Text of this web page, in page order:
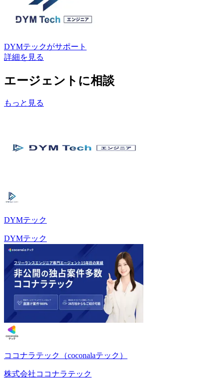
DYMテックがサポート
詳細を見る
エージェントに相談
もっと見る
DYMテック
DYMテック
ココナラテック（coconalaテック）
株式会社ココナラテック